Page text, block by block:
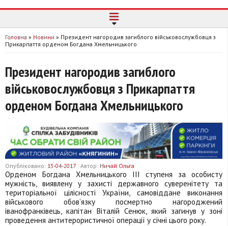
Головна » Новини » Президент нагородив загиблого військовослужбовця з
Прикарпаття орденом Богдана Хмельницького
Президент нагородив загиблого
військовослужбовця з Прикарпаття
орденом Богдана Хмельницького
Опубліковано: 13-04-2017 Автор: Ничай Ольга
Орденом Богдана Хмельницького ІІІ ступеня за особисту
мужність, виявлену у захисті державного суверенітету та
територіальної цілісності України, самовіддане виконання
військового обов’язку посмертно нагороджений
іванофранківець, капітан Віталій Сенюк, який загинув у зоні
проведення антитерористичної операції у січні цього року.